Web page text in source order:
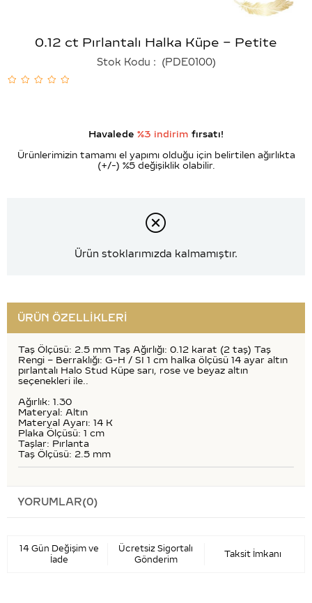
0.12 ct Pırlantalı Halka Küpe – Petite
Stok Kodu (PDE0100)
Havalede %3 indirim fırsatı!
Ürünlerimizin tamamı el yapımı olduğu için belirtilen ağırlıkta
(+/-) %5 değişiklik olabilir.
Ürün stoklarımızda kalmamıştır.
ÜRÜN ÖZELLIKLERI
Taş Ölçüsü: 2.5 mm Taş Ağırlığı: 0.12 karat (2 taş) Taş
Rengi – Berraklığı: G-H / SI 1 cm halka ölçüsü 14 ayar altın
pırlantalı Halo Stud Küpe sarı, rose ve beyaz altın
seçenekleri ile..
Ağırlık: 1.30
Materyal: Altın
Materyal Ayarı: 14 K
Plaka Ölçüsü: 1 cm
Taşlar: Pırlanta
Taş Ölçüsü: 2.5 mm
YORUMLAR(0)
14 Gün Değişim ve
İade
Ücretsiz Sigortalı
Gönderim
Taksit İmkanı